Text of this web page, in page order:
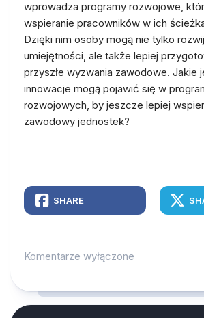
wprowadza programy rozwojowe,
wspieranie pracowników w ich
Dzięki nim osoby mogą nie tylko
umiejętności, ale także lepiej
przyszłe wyzwania zawodowe. Jakie
innowacje mogą pojawić się w
rozwojowych, by jeszcze lepiej
zawodowy jednostek?
SHARE
Komentarze wyłączone